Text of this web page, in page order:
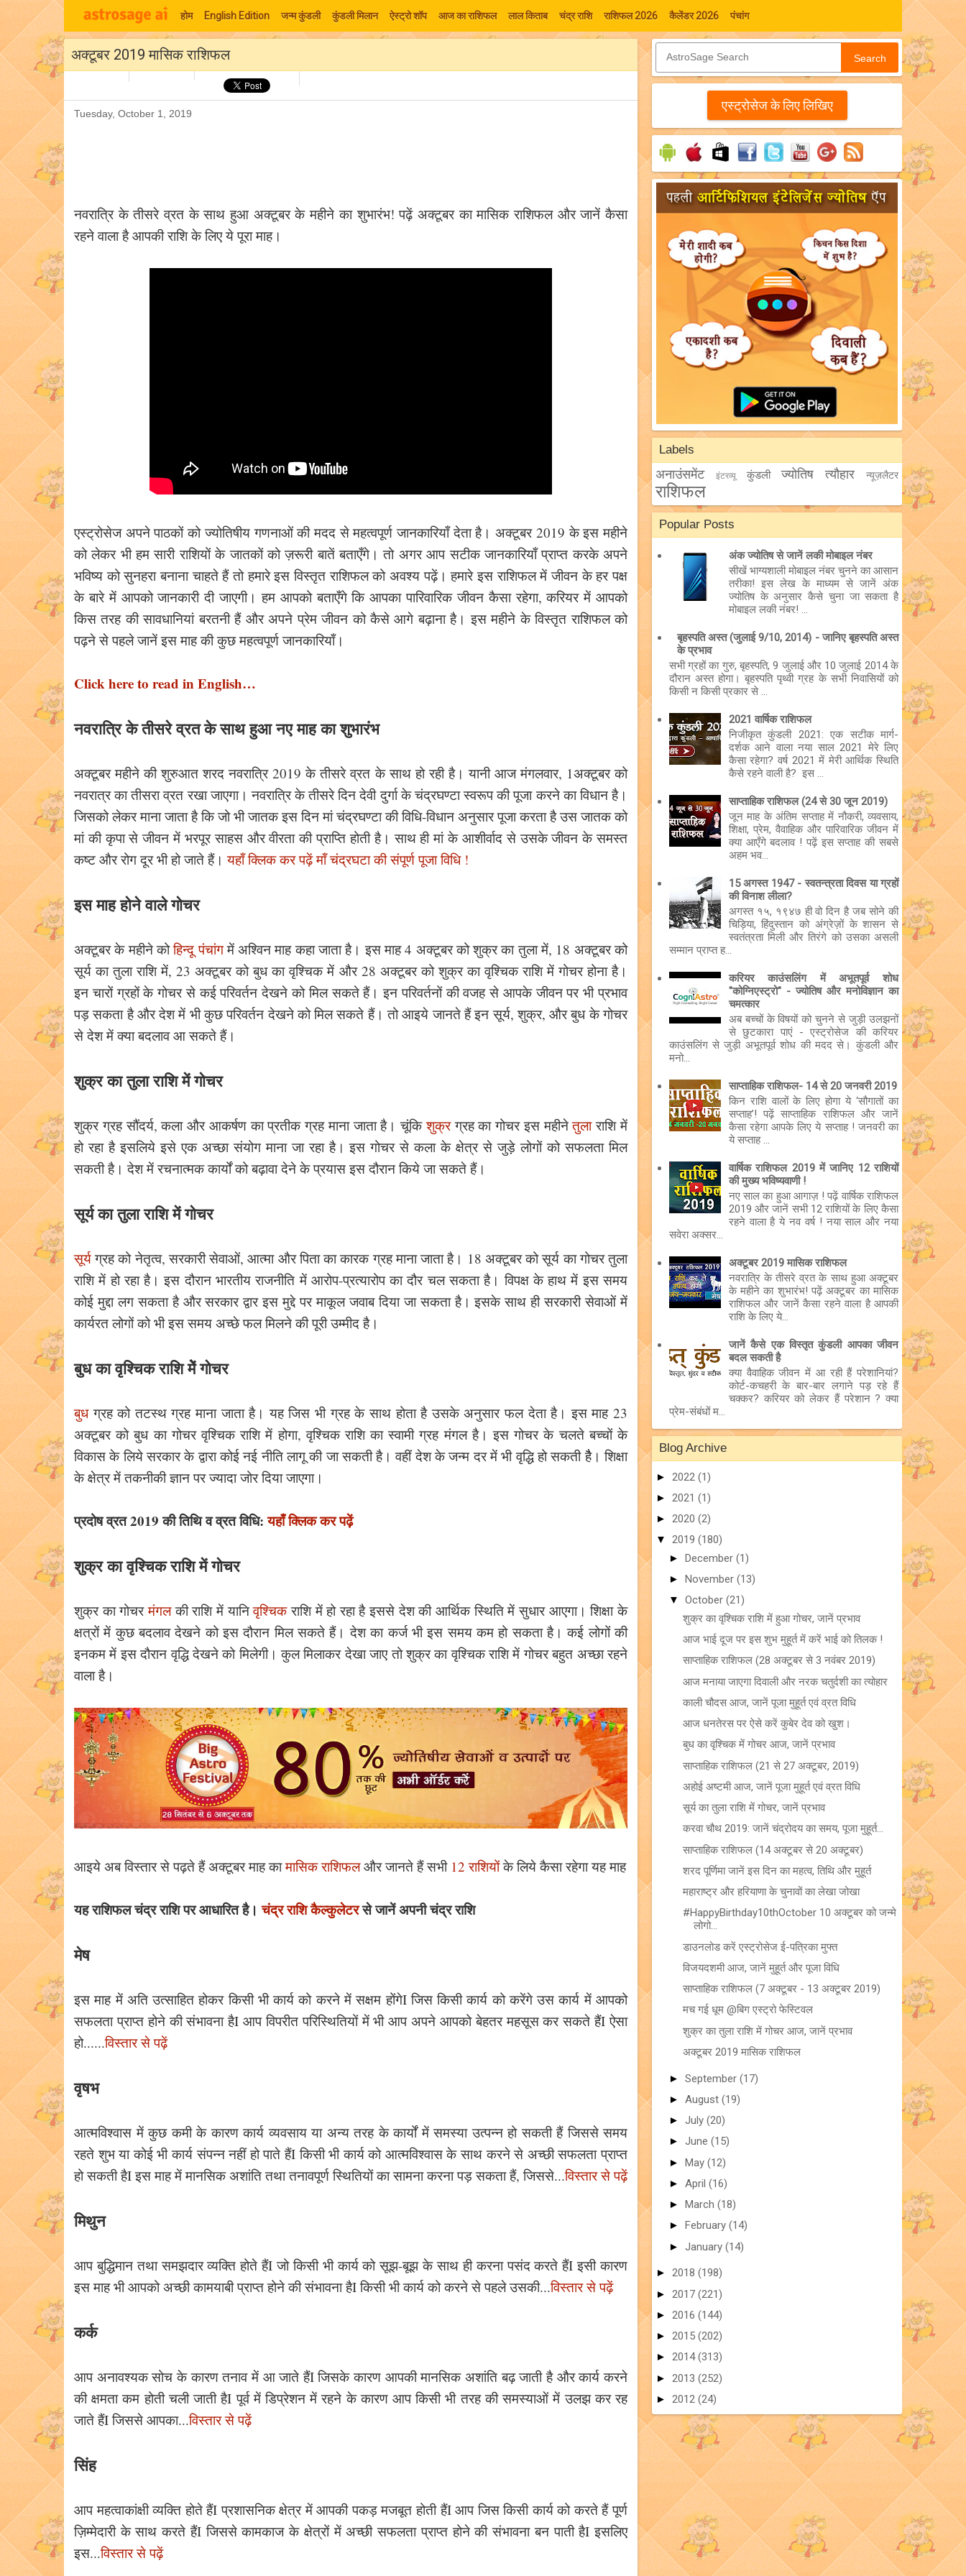
होम English Edition जन्म कुंडली कुंडली मिलान ऐस्ट्रो शॉप आज का राशिफल लाल किताब चंद्र राशि राशिफल 2026 कैलेंडर 2026 पंचांग
अक्टूबर 2019 मासिक राशिफल
Tuesday, October 1, 2019
नवरात्रि के तीसरे व्रत के साथ हुआ अक्टूबर के महीने का शुभारंभ! पढ़ें अक्टूबर का मासिक राशिफल और जानें कैसा
रहने वाला है आपकी राशि के लिए ये पूरा माह।
एस्ट्रोसेज अपने पाठकों को ज्योतिषीय गणनाओं की मदद से महत्वपूर्ण जानकारियाँ देता है। अक्टूबर 2019 के इस महीने
को लेकर भी हम सारी राशियों के जातकों को ज़रूरी बातें बताएँगे। तो अगर आप सटीक जानकारियाँ प्राप्त करके अपने
भविष्य को सुनहरा बनाना चाहते हैं तो हमारे इस विस्तृत राशिफल को अवश्य पढ़ें। हमारे इस राशिफल में जीवन के हर पक्ष
के बारे में आपको जानकारी दी जाएगी। हम आपको बताएँगे कि आपका पारिवारिक जीवन कैसा रहेगा, करियर में आपको
किस तरह की सावधानियां बरतनी हैं और अपने प्रेम जीवन को कैसे आगे बढ़ाना है। इस महीने के विस्तृत राशिफल को
पढ़ने से पहले जानें इस माह की कुछ महत्वपूर्ण जानकारियाँ।
Click here to read in English…
नवरात्रि के तीसरे व्रत के साथ हुआ नए माह का शुभारंभ
अक्टूबर महीने की शुरुआत शरद नवरात्रि 2019 के तीसरे व्रत के साथ हो रही है। यानी आज मंगलवार, 1अक्टूबर को
नवरात्र का तीसरा व्रत रखा जाएगा। नवरात्रि के तीसरे दिन देवी दुर्गा के चंद्रघण्टा स्वरूप की पूजा करने का विधान है।
जिसको लेकर माना जाता है कि जो भी जातक इस दिन मां चंद्रघण्टा की विधि-विधान अनुसार पूजा करता है उस जातक को
मां की कृपा से जीवन में भरपूर साहस और वीरता की प्राप्ति होती है। साथ ही मां के आशीर्वाद से उसके जीवन के समस्त
कष्ट और रोग दूर भी हो जाते हैं।यहाँ क्लिक कर पढ़ें मॉं चंद्रघटा की संपूर्ण पूजा विधि !
इस माह होने वाले गोचर
अक्टूबर के महीने कोहिन्दू पंचांगमें अश्विन माह कहा जाता है। इस माह 4 अक्टूबर को शुक्र का तुला में, 18 अक्टूबर को
सूर्य का तुला राशि में, 23 अक्टूबर को बुध का वृश्चिक में और 28 अक्टूबर को शुक्र का वृश्चिक राशि में गोचर होना है।
इन चारों ग्रहों के गोचर से कई परिवर्तन देखने को मिल सकते हैं। इन परिवर्तनों की वजह से आपके जीवन पर भी प्रभाव
पड़ सकता है और देश में भी कुछ परिवर्तन देखने को मिल सकते हैं। तो आइये जानते हैं इन सूर्य, शुक्र, और बुध के गोचर
से देश में क्या बदलाव आ सकते हैं।
शुक्र का तुला राशि में गोचर
शुक्र ग्रह सौंदर्य, कला और आकर्षण का प्रतीक ग्रह माना जाता है। चूंकिशुक्रग्रह का गोचर इस महीनेतुलाराशि में
हो रहा है इसलिये इसे एक अच्छा संयोग माना जा रहा है। इस गोचर से कला के क्षेत्र से जुड़े लोगों को सफलता मिल
सकती है। देश में रचनात्मक कार्यों को बढ़ावा देने के प्रयास इस दौरान किये जा सकते हैं।
सूर्य का तुला राशि में गोचर
सूर्यग्रह को नेतृत्व, सरकारी सेवाओं, आत्मा और पिता का कारक ग्रह माना जाता है। 18 अक्टूबर को सूर्य का गोचर तुला
राशि में हो रहा है। इस दौरान भारतीय राजनीति में आरोप-प्रत्यारोप का दौर चल सकता है। विपक्ष के हाथ में इस समय
कोई मुद्दा लग सकता है और सरकार द्वार इस मुद्दे पर माकूल जवाब दिया जा सकता है। इसके साथ ही सरकारी सेवाओं में
कार्यरत लोगों को भी इस समय अच्छे फल मिलने की पूरी उम्मीद है।
बुध का वृश्चिक राशि मेें गोचर
बुधग्रह को तटस्थ ग्रह माना जाता है। यह जिस भी ग्रह के साथ होता है उसके अनुसार फल देता है। इस माह 23
अक्टूबर को बुध का गोचर वृश्चिक राशि में होगा, वृश्चिक राशि का स्वामी ग्रह मंगल है। इस गोचर के चलते बच्चों के
विकास के लिये सरकार के द्वारा कोई नई नीति लागू की जा सकती है। वहीं देश के जन्म दर में भी वृद्धि हो सकती हैै। शिक्षा
के क्षेत्र में तकनीकी ज्ञान पर ज्यादा जोर दिया जाएगा।
प्रदोष व्रत 2019 की तिथि व व्रत विधि:यहाँ क्लिक कर पढ़ें
शुक्र का वृश्चिक राशि में गोचर
शुक्र का गोचरमंगलकी राशि में यानिवृश्चिकराशि में हो रहा है इससे देश की आर्थिक स्थिति में सुधार आएगा। शिक्षा के
क्षत्रों में कुछ बदलाव देखने को इस दौरान मिल सकते हैं। देश का कर्ज भी इस समय कम हो सकता है। कई लोगों की
इनकम में इस दौरान वृद्धि देखने को मिलेगी। कुल मिलाकर देखा जाए तो शुक्र का वृश्चिक राशि में गोचर बहुत अच्छा रहने
वाला है।
आइये अब विस्तार से पढ़ते हैं अक्टूबर माह कामासिक राशिफलऔर जानते हैं सभी 12 राशियोंके लिये कैसा रहेगा यह माह
यह राशिफल चंद्र राशि पर आधारित है।चंद्र राशि कैल्कुलेटरसे जानें अपनी चंद्र राशि
मेष
इस माह में अति उत्साहित होकर किसी भी कार्य को करने में सक्षम होंगेI जिस किसी कार्य को करेंगे उस कार्य में आपको
सफलता प्राप्त होने की संभावना हैI आप विपरीत परिस्थितियों में भी आप अपने आपको बेहतर महसूस कर सकते हैंI ऐसा
हो......विस्तार से पढ़ें
वृषभ
आत्मविश्वास में कुछ कमी के कारण कार्य व्यवसाय या अन्य तरह के कार्यों में समस्या उत्पन्न हो सकती हैं जिससे समय
रहते शुभ या कोई भी कार्य संपन्न नहीं हो पाते हैंI किसी भी कार्य को आत्मविश्वास के साथ करने से अच्छी सफलता प्राप्त
हो सकती हैI इस माह में मानसिक अशांति तथा तनावपूर्ण स्थितियों का सामना करना पड़ सकता हैं, जिससे...विस्तार से पढ़ें
मिथुन
आप बुद्धिमान तथा समझदार व्यक्ति होते हैंI जो किसी भी कार्य को सूझ-बूझ के साथ ही करना पसंद करते हैंI इसी कारण
इस माह भी आपको अच्छी कामयाबी प्राप्त होने की संभावना हैI किसी भी कार्य को करने से पहले उसकी...विस्तार से पढ़ें
कर्क
आप अनावश्यक सोच के कारण तनाव में आ जाते हैंI जिसके कारण आपकी मानसिक अशांति बढ़ जाती है और कार्य करने
की क्षमता कम होती चली जाती हैI पूर्व में डिप्रेशन में रहने के कारण आप किसी भी तरह की समस्याओं में उलझ कर रह
जाते हैंI जिससे आपका...विस्तार से पढ़ें
सिंह
आप महत्वाकांक्षी व्यक्ति होते हैंI प्रशासनिक क्षेत्र में आपकी पकड़ मजबूत होती हैंI आप जिस किसी कार्य को करते हैं पूर्ण
ज़िम्मेदारी के साथ करते हैंI जिससे कामकाज के क्षेत्रों में अच्छी सफलता प्राप्त होने की संभावना बन पाती हैI इसलिए
इस...विस्तार से पढ़ें
Search
एस्‍ट्रोसेज के लिए लिखिए
Labels
अनाउंसमेंट इंटरव्यू कुंडली ज्योतिष त्यौहार न्यूज़लैटर
राशिफल
Popular Posts
अंक ज्योतिष से जानें लकी मोबाइल नंबर
सीखें भाग्यशाली मोबाइल नंबर चुनने का आसान
तरीका! इस लेख के माध्यम से जानें अंक
ज्योतिष के अनुसार कैसे चुना जा सकता है
मोबाइल लकी नंबर! ...
बृहस्पति अस्त (जुलाई 9/10, 2014) - जानिए बृहस्पति अस्त
के प्रभाव
सभी ग्रहों का गुरु, बृहस्पति, 9 जुलाई और 10 जुलाई 2014 के
दौरान अस्त होगा। बृहस्पति पृथ्वी ग्रह के सभी निवासियों को
किसी न किसी प्रकार से ...
2021 वार्षिक राशिफल
निजीकृत कुंडली 2021: एक सटीक मार्ग-
दर्शक आने वाला नया साल 2021 मेरे लिए
कैसा रहेगा? वर्ष 2021 में मेरी आर्थिक स्थिति
कैसे रहने वाली है? इस ...
साप्ताहिक राशिफल (24 से 30 जून 2019)
जून माह के अंतिम सप्ताह में नौकरी, व्यवसाय,
शिक्षा, प्रेम, वैवाहिक और पारिवारिक जीवन में
क्या आएँगे बदलाव ! पढ़ें इस सप्ताह की सबसे
अहम भव...
15 अगस्त 1947 - स्वतन्त्रता दिवस या ग्रहों
की विनाश लीला?
अगस्त १५, १९४७ ही वो दिन है जब सोने की
चिड़िया, हिंदुस्तान को अंग्रेज़ों के शासन से
स्वतंत्रता मिली और तिरंगे को उसका असली
सम्मान प्राप्त ह...
करियर काउंसलिंग में अभूतपूर्व शोध
"कोग्निएस्ट्रो" - ज्योतिष और मनोविज्ञान का
चमत्कार
अब बच्चों के विषयों को चुनने से जुड़ी उलझनों
से छुटकारा पाएं - एस्ट्रोसेज की करियर
काउंसलिंग से जुड़ी अभूतपूर्व शोध की मदद से। कुंडली और
मनो...
साप्ताहिक राशिफल- 14 से 20 जनवरी 2019
किन राशि वालों के लिए होगा ये ‘सौगातों का
सप्ताह’! पढ़ें साप्ताहिक राशिफल और जानें
कैसा रहेगा आपके लिए ये सप्ताह ! जनवरी का
ये सप्ताह ...
वार्षिक राशिफल 2019 में जानिए 12 राशियों
की मुख्य भविष्यवाणी !
नए साल का हुआ आगाज़ ! पढ़ें वार्षिक राशिफल
2019 और जानें सभी 12 राशियों के लिए कैसा
रहने वाला है ये नव वर्ष ! नया साल और नया
सवेरा अक्सर...
अक्टूबर 2019 मासिक राशिफल
नवरात्रि के तीसरे व्रत के साथ हुआ अक्टूबर
के महीने का शुभारंभ! पढ़ें अक्टूबर का मासिक
राशिफल और जानें कैसा रहने वाला है आपकी
राशि के लिए ये...
जानें कैसे एक विस्तृत कुंडली आपका जीवन
बदल सकती है
क्या वैवाहिक जीवन में आ रही हैं परेशानियां?
कोर्ट-कचहरी के बार-बार लगाने पड़ रहे हैं
चक्कर? करियर को लेकर हैं परेशान ? क्या
प्रेम-संबंधों म...
Blog Archive
► 2022 (1)
► 2021 (1)
► 2020 (2)
▼ 2019 (180)
► December (1)
► November (13)
▼ October (21)
शुक्र का वृश्चिक राशि में हुआ गोचर, जानें प्रभाव
आज भाई दूज पर इस शुभ मुहूर्त में करें भाई को तिलक !
साप्ताहिक राशिफल (28 अक्टूबर से 3 नवंबर 2019)
आज मनाया जाएगा दिवाली और नरक चतुर्दशी का त्योहार
काली चौदस आज, जानें पूजा मुहूर्त एवं व्रत विधि
आज धनतेरस पर ऐसे करें कुबेर देव को खुश।
बुध का वृश्चिक में गोचर आज, जानें प्रभाव
साप्ताहिक राशिफल (21 से 27 अक्टूबर, 2019)
अहोई अष्टमी आज, जानें पूजा मुहूर्त एवं व्रत विधि
सूर्य का तुला राशि में गोचर, जानें प्रभाव
करवा चौथ 2019: जानें चंद्रोदय का समय, पूजा मुहूर्त...
साप्ताहिक राशिफल (14 अक्टूबर से 20 अक्टूबर)
शरद पूर्णिमा जानें इस दिन का महत्व, तिथि और मुहूर्त
महाराष्ट्र और हरियाणा के चुनावों का लेखा जोखा
#HappyBirthday10thOctober 10 अक्टूबर को जन्मे
लोगो...
डाउनलोड करें एस्ट्रोसेज ई-पत्रिका मुफ्त
विजयदशमी आज, जानें मुहूर्त और पूजा विधि
साप्ताहिक राशिफल (7 अक्टूबर - 13 अक्टूबर 2019)
मच गई धूम @बिग एस्ट्रो फेस्टिवल
शुक्र का तुला राशि में गोचर आज, जानें प्रभाव
अक्टूबर 2019 मासिक राशिफल
► September (17)
► August (19)
► July (20)
► June (15)
► May (12)
► April (16)
► March (18)
► February (14)
► January (14)
► 2018 (198)
► 2017 (221)
► 2016 (144)
► 2015 (202)
► 2014(313)
► 2013 (252)
► 2012 (24)